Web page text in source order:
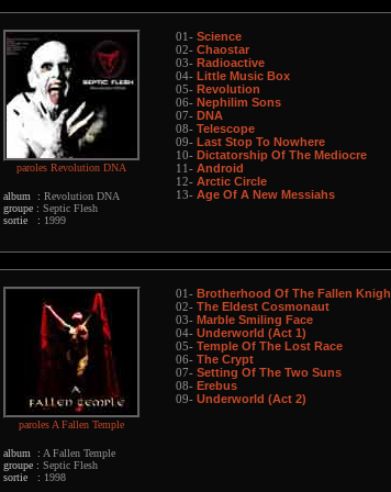
paroles Revolution DNA
album : Revolution DNA
groupe : Septic Flesh
sortie : 1999
01- Science
02- Chaostar
03- Radioactive
04- Little Music Box
05- Revolution
06- Nephilim Sons
07- DNA
08- Telescope
09- Last Stop To Nowhere
10- Dictatorship Of The Mediocre
11- Android
12- Arctic Circle
13- Age Of A New Messiahs
paroles A Fallen Temple
album : A Fallen Temple
groupe : Septic Flesh
sortie : 1998
01- Brotherhood Of The Fallen
02- The Eldest Cosmonaut
03- Marble Smiling Face
04- Underworld (Act 1)
05- Temple Of The Lost Race
06- The Crypt
07- Setting Of The Two Suns
08- Erebus
09- Underworld (Act 2)